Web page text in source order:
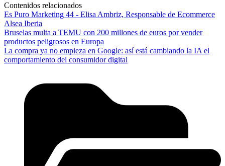
Contenidos relacionados
Es Puro Marketing 44 - Elisa Ambriz, Responsable de Ecommerce
Alsea Iberia
Bruselas multa a TEMU con 200 millones de euros por vender
productos peligrosos en Europa
La compra ya no empieza en Google: así está cambiando la IA el
comportamiento del consumidor digital